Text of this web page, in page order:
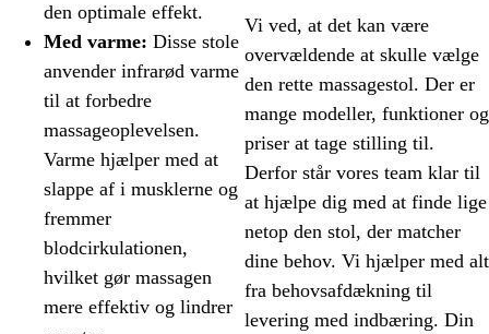
den optimale effekt.
Med varme: Disse stole
anvender infrarød varme
til at forbedre
massageoplevelsen.
Varme hjælper med at
slappe af i musklerne og
fremmer
blodcirkulationen,
hvilket gør massagen
mere effektiv og lindrer
Vi ved, at det kan være
overvældende at skulle vælge
den rette massagestol. Der er
mange modeller, funktioner og
priser at tage stilling til.
Derfor står vores team klar til
at hjælpe dig med at finde lige
netop den stol, der matcher
dine behov. Vi hjælper med alt
fra behovsafdækning til
levering med indbæring. Din